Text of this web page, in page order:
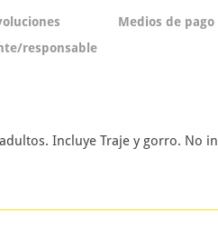
Medios de pago
responsable
Incluye Traje y gorro. No